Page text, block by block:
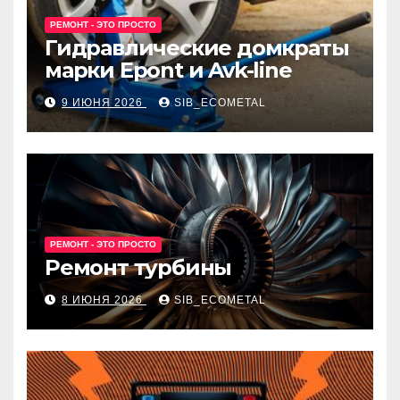
РЕМОНТ - ЭТО ПРОСТО
Гидравлические домкраты
марки Epont и Avk-line
9 ИЮНЯ 2026 SIB_ECOMETAL
РЕМОНТ - ЭТО ПРОСТО
Ремонт турбины
8 ИЮНЯ 2026 SIB_ECOMETAL